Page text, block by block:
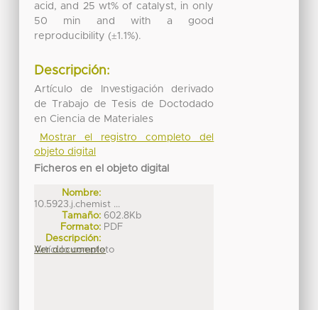
acid, and 25 wt% of catalyst, in only
50 min and with a good
reproducibility (±1.1%).
Descripción:
Artículo de Investigación derivado
de Trabajo de Tesis de Doctodado
en Ciencia de Materiales
Mostrar el registro completo del
objeto digital
Ficheros en el objeto digital
Nombre:
10.5923.j.chemist ...
Tamaño: 602.8Kb
Formato: PDF
Descripción:
Artículo completo
Ver documento